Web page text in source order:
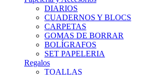
DIARIOS
CUADERNOS Y BLOCS
CARPETAS
GOMAS DE BORRAR
BOLÍGRAFOS
SET PAPELERIA
Regalos
TOALLAS